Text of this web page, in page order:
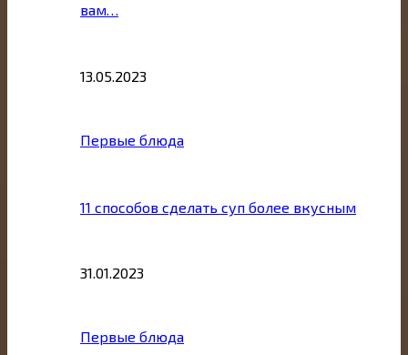
вам…
13.05.2023
Первые блюда
11 способов сделать суп более вкусным
31.01.2023
Первые блюда